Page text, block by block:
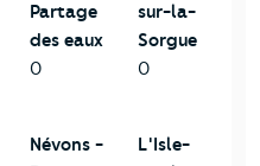
Partage
des eaux
0
sur-la-
Sorgue
0
Névons -
L'Isle-